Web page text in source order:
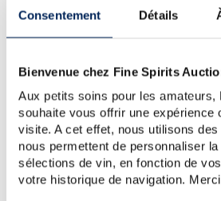
Consentement Détails
Bienvenue chez Fine Spirits
Aux petits soins pour les amateurs,
souhaite vous offrir une expérience
visite. A cet effet, nous utilisons
nous permettent de personnaliser
sélections de vin, en fonction de
votre historique de navigation.
SPRINGBANK-
TIP:Check the spelling, word order
to one key
For further assistance, visit
You can also create an alert by
Create a new